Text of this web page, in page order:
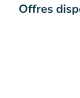
Offres